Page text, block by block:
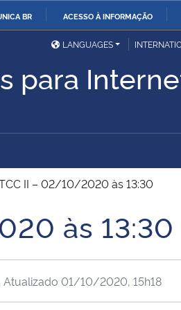
O
CONTEÚDO
BR ACESSO À INFORMAÇÃO
Ministério das Relações
Exteriores
Ministério da Saúde
União
Banco Central do Brasil
LANGUAGES
para
II – 02/10/2020 às 13:30
às 13:30
. Atualizado 01/10/2020, 15h18